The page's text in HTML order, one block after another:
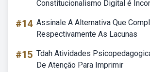
Constitucionalismo Digital é
#14 Assinale A Alternativa Que
Respectivamente As Lacunas
#15 Tdah Atividades
De Atenção Para Imprimir